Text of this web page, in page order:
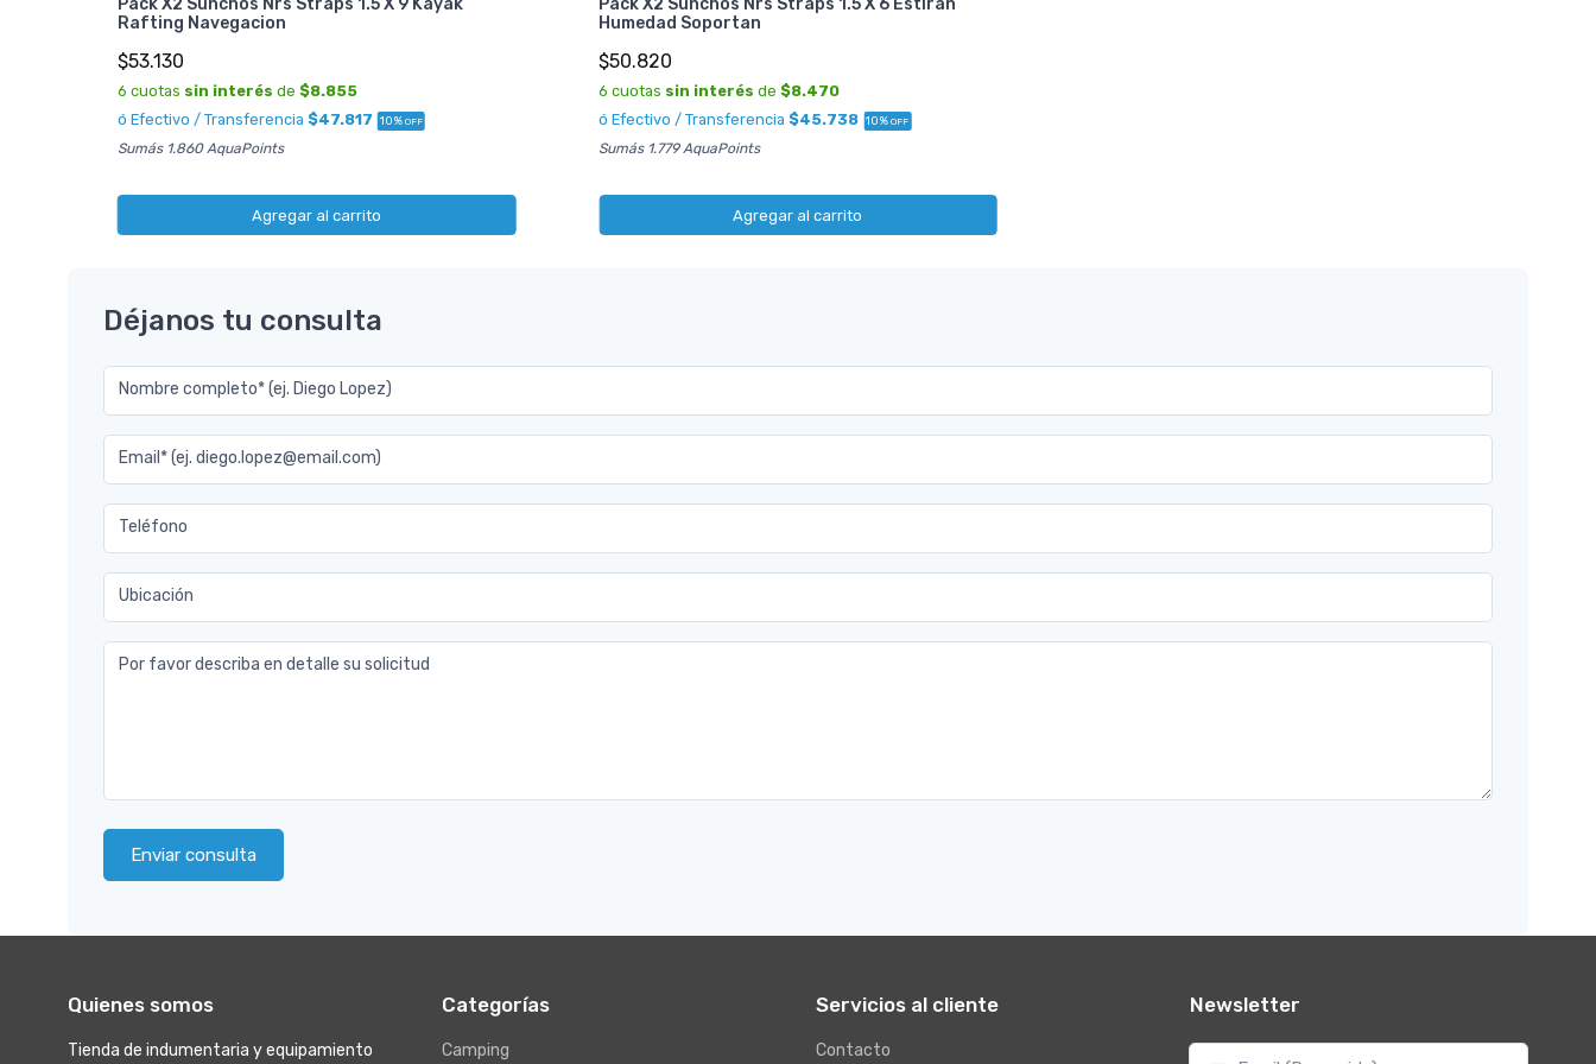
Rafting Navegacion
$53.130
6 cuotas sin interés de $8.855
ó Efectivo / Transferencia $47.817 10% OFF
Sumás 1.860 AquaPoints
Agregar al carrito
Humedad Soportan
$50.820
6 cuotas sin interés de$8.470
ó Efectivo / Transferencia$45.738 10%OFF
Sumás 1.779 AquaPoints
Agregar al carrito
Déjanos tu consulta
Nombre completo* (ej. Diego Lopez)
Email* (ej. diego.lopez@email.com)
Teléfono
Ubicación
Por favor describa en detalle su solicitud
Enviar consulta
Quienes somos
Tienda de indumentaria y equipamiento
Categorías
Camping
Servicios al cliente
Contacto
Newsletter